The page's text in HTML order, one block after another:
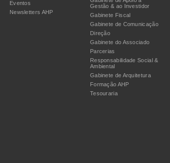
Eventos
Newsletters AHP
Gestão & ao Investidor
Gabinete Fiscal
Gabinete de Comunicação
Direção
Gabinete do Associado
Parcerias
Responsabilidade Social &
Ambiental
Gabinete de Arquitetura
Formação AHP
Tesouraria